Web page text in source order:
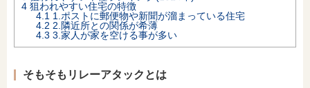
4 狙われやすい住宅の特徴
4.1 1.ポストに郵便物や新聞が溜まっている住宅
4.2 2.隣近所との関係が希薄
4.3 3.家人が家を空ける事が多い
そもそもリレーアタックとは